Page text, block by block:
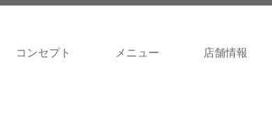
コンセプト メニュー 店舗情報